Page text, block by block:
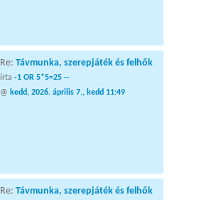
Re: Távmunka, szerepjáték és felhők
írta -1 OR 5*5=25 --
@ kedd, 2026. április 7., kedd 11:49
Re: Távmunka, szerepjáték és felhők